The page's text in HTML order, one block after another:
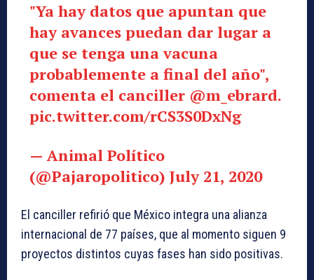
"Ya hay datos que apuntan que
hay avances puedan dar lugar a
que se tenga una vacuna
probablemente a final del año",
comenta el canciller @m_ebrard.
pic.twitter.com/rCS3S0DxNg
— Animal Político
(@Pajaropolitico) July 21, 2020
El canciller refirió que México integra una alianza
internacional de 77 países, que al momento siguen 9
proyectos distintos cuyas fases han sido positivas.